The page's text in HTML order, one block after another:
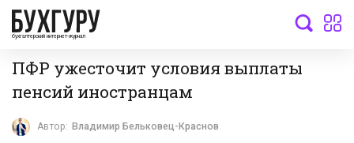
бухгалтерский интернет-журнал
ПФР ужесточит условия выплаты
пенсий иностранцам
Автор: Владимир Бельковец-Краснов